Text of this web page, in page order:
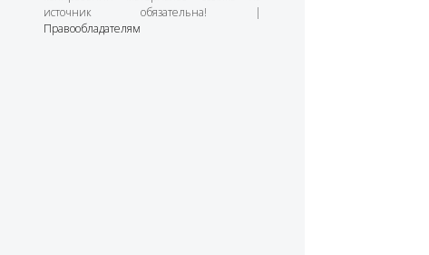
источник обязательна! |
Правообладателям